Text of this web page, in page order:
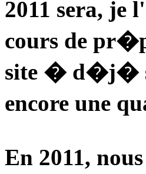
2011 sera, je
cours de
site � d�j�
encore une
En 2011,